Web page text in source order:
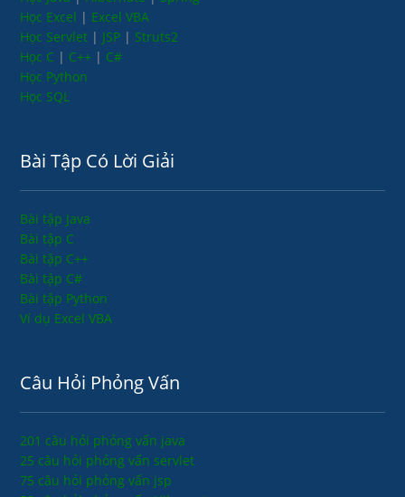
Học Excel | Excel VBA
Học Servlet | JSP | Struts2
Học C | C++ | C#
Học Python
Học SQL
Bài Tập Có Lời Giải
Bài tập Java
Bài tập C
Bài tập C++
Bài tập C#
Bài tập Python
Ví dụ Excel VBA
Câu Hỏi Phỏng Vấn
201 câu hỏi phỏng vấn java
25 câu hỏi phỏng vấn servlet
75 câu hỏi phỏng vấn jsp